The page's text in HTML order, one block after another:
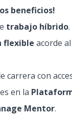
beneficios!
trabajo híbrido.
flexible acorde
carrera con
en la
Mentor.